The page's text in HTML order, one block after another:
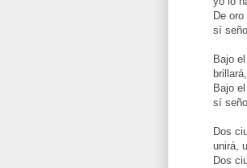
De
sí
Bajo
Bajo
sí
Dos
unirá,
Dos